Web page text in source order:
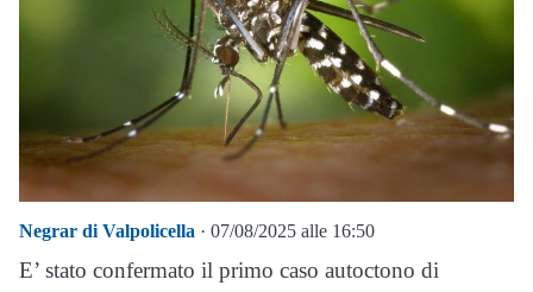
Negrar di Valpolicella · 07/08/2025 alle 16:50
E’ stato confermato il primo caso autoctono di